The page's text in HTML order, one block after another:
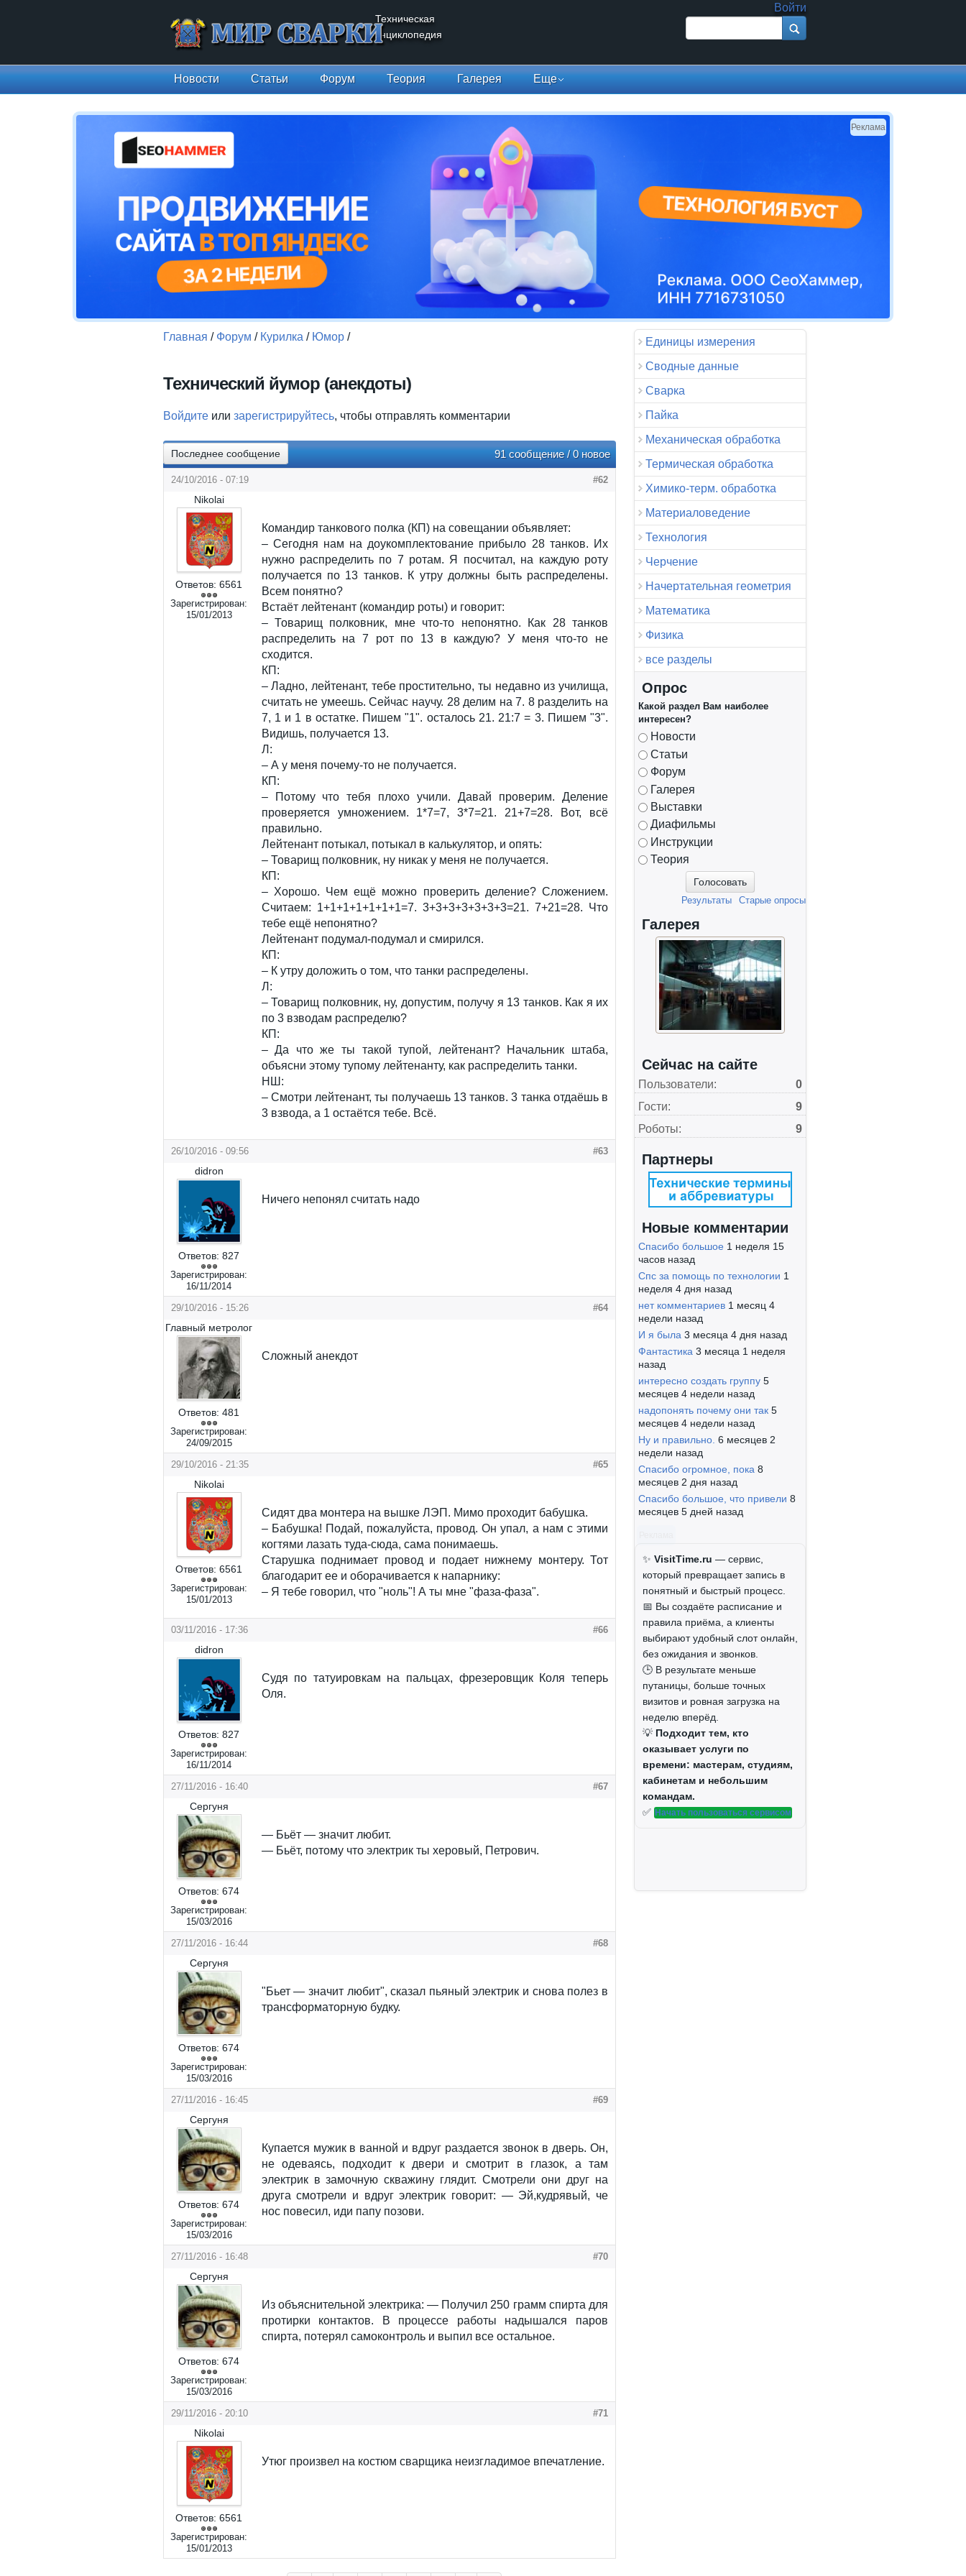
Техническая
энциклопедия
Войти
Форма поиска
Новости Статьи Форум Теория Галерея Еще
Реклама
Главная / Форум / Курилка / Юмор /
Технический йумор (анекдоты)
Войдите или зарегистрируйтесь, чтобы отправлять комментарии
Последнее сообщение 91 сообщение / 0 новое
24/10/2016 - 07:19 #62
Nikolai
Ответов: 6561
Зарегистрирован:
15/01/2013
Командир танкового полка (КП) на совещании объявляет:
– Сегодня нам на доукомплектование прибыло 28 танков. Их
нужно распределить по 7 ротам. Я посчитал, на каждую роту
получается по 13 танков. К утру должны быть распределены.
Всем понятно?
Встаёт лейтенант (командир роты) и говорит:
– Товарищ полковник, мне что-то непонятно. Как 28 танков
распределить на 7 рот по 13 в каждую? У меня что-то не
сходится.
КП:
– Ладно, лейтенант, тебе простительно, ты недавно из училища,
считать не умеешь. Сейчас научу. 28 делим на 7. 8 разделить на
7, 1 и 1 в остатке. Пишем "1". осталось 21. 21:7 = 3. Пишем "3".
Видишь, получается 13.
Л:
– А у меня почему-то не получается.
КП:
– Потому что тебя плохо учили. Давай проверим. Деление
проверяется умножением. 1*7=7, 3*7=21. 21+7=28. Вот, всё
правильно.
Лейтенант потыкал, потыкал в калькулятор, и опять:
– Товарищ полковник, ну никак у меня не получается.
КП:
– Хорошо. Чем ещё можно проверить деление? Сложением.
Считаем: 1+1+1+1+1+1+1=7. 3+3+3+3+3+3+3=21. 7+21=28. Что
тебе ещё непонятно?
Лейтенант подумал-подумал и смирился.
КП:
– К утру доложить о том, что танки распределены.
Л:
– Товарищ полковник, ну, допустим, получу я 13 танков. Как я их
по 3 взводам распределю?
КП:
– Да что же ты такой тупой, лейтенант? Начальник штаба,
объясни этому тупому лейтенанту, как распределить танки.
НШ:
– Смотри лейтенант, ты получаешь 13 танков. 3 танка отдаёшь в
3 взвода, а 1 остаётся тебе. Всё.
26/10/2016 - 09:56 #63
didron
Ответов: 827
Зарегистрирован:
16/11/2014
Ничего непонял считать надо
29/10/2016 - 15:26 #64
Главный метролог
Ответов: 481
Зарегистрирован:
24/09/2015
Сложный анекдот
29/10/2016 - 21:35 #65
Nikolai
Ответов: 6561
Зарегистрирован:
15/01/2013
Сидят два монтера на вышке ЛЭП. Мимо проходит бабушка.
– Бабушка! Подай, пожалуйста, провод. Он упал, а нам с этими
когтями лазать туда-сюда, сама понимаешь.
Старушка поднимает провод и подает нижнему монтеру. Тот
благодарит ее и оборачивается к напарнику:
– Я тебе говорил, что "ноль"! А ты мне "фаза-фаза".
03/11/2016 - 17:36 #66
didron
Ответов: 827
Зарегистрирован:
16/11/2014
Судя по татуировкам на пальцах, фрезеровщик Коля теперь
Оля.
27/11/2016 - 16:40 #67
Сергуня
Ответов: 674
Зарегистрирован:
15/03/2016
— Бьёт — значит любит.
— Бьёт, потому что электрик ты херовый, Петрович.
27/11/2016 - 16:44 #68
Сергуня
Ответов: 674
Зарегистрирован:
15/03/2016
"Бьет — значит любит", сказал пьяный электрик и снова полез в
трансформаторную будку.
27/11/2016 - 16:45 #69
Сергуня
Ответов: 674
Зарегистрирован:
15/03/2016
Купается мужик в ванной и вдруг раздается звонок в дверь. Он,
не одеваясь, подходит к двери и смотрит в глазок, а там
электрик в замочную скважину глядит. Смотрели они друг на
друга смотрели и вдруг электрик говорит: — Эй,кудрявый, че
нос повесил, иди папу позови.
27/11/2016 - 16:48 #70
Сергуня
Ответов: 674
Зарегистрирован:
15/03/2016
Из объяснительной электрика: — Получил 250 грамм спирта для
протирки контактов. В процессе работы надышался паров
спирта, потерял самоконтроль и выпил все остальное.
29/11/2016 - 20:10 #71
Nikolai
Ответов: 6561
Зарегистрирован:
15/01/2013
Утюг произвел на костюм сварщика неизгладимое впечатление.
Единицы измерения
Сводные данные
Сварка
Пайка
Механическая обработка
Термическая обработка
Химико-терм. обработка
Материаловедение
Технология
Черчение
Начертательная геометрия
Математика
Физика
все разделы
Опрос
Какой раздел Вам наиболее
интересен?
Варианты
Новости
Статьи
Форум
Галерея
Выставки
Диафильмы
Инструкции
Теория
Старые опросы
Результаты
Галерея
Сейчас на сайте
Пользователи:
0
Гости:
9
Роботы:
9
Партнеры
Новые комментарии
Спасибо большое 1 неделя 15
часов назад
Спс за помощь по технологии 1
неделя 4 дня назад
нет комментариев 1 месяц 4
недели назад
И я была 3 месяца 4 дня назад
Фантастика 3 месяца 1 неделя
назад
интересно создать группу 5
месяцев 4 недели назад
надопонять почему они так 5
месяцев 4 недели назад
Ну и правильно. 6 месяцев 2
недели назад
Спасибо огромное, пока 8
месяцев 2 дня назад
Спасибо большое, что привели 8
месяцев 5 дней назад
✨ VisitTime.ru — сервис,
который превращает запись в
понятный и быстрый процесс.
📅 Вы создаёте расписание и
правила приёма, а клиенты
выбирают удобный слот онлайн,
без ожидания и звонков.
🕒 В результате меньше
путаницы, больше точных
визитов и ровная загрузка на
неделю вперёд.
💡 Подходит тем, кто
оказывает услуги по
времени: мастерам, студиям,
кабинетам и небольшим
командам.
✅ Начать пользоваться сервисом